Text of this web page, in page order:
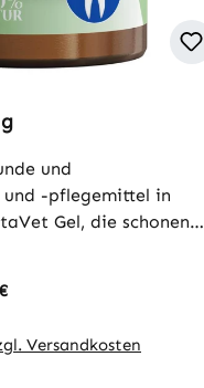
und
und -pflegemittel in
Gel, die schonende
Ebenso wie beim
bei ihnen Plaque
Zudem haben
Versandkosten